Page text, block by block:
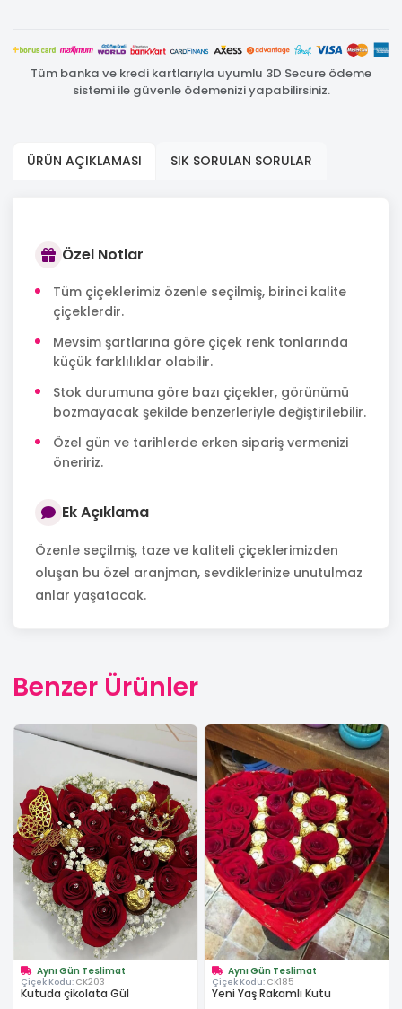
Tüm banka ve kredi kartlarıyla uyumlu 3D Secure ödeme
sistemi ile güvenle ödemenizi yapabilirsiniz.
ÜRÜN AÇIKLAMASI SIK SORULAN SORULAR
Özel Notlar
Tüm çiçeklerimiz özenle seçilmiş, birinci kalite
çiçeklerdir.
Mevsim şartlarına göre çiçek renk tonlarında
küçük farklılıklar olabilir.
Stok durumuna göre bazı çiçekler, görünümü
bozmayacak şekilde benzerleriyle değiştirilebilir.
Özel gün ve tarihlerde erken sipariş vermenizi
öneririz.
Ek Açıklama
Özenle seçilmiş, taze ve kaliteli çiçeklerimizden
oluşan bu özel aranjman, sevdiklerinize unutulmaz
anlar yaşatacak.
Benzer Ürünler
Aynı Gün Teslimat
Çiçek Kodu: CK203
Kutuda çikolata Gül
Aynı Gün Teslimat
Çiçek Kodu: CK185
Yeni Yaş Rakamlı Kutu